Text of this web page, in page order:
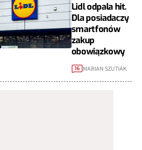
Lidl odpala hit.
Dla posiadaczy
smartfonów
zakup
obowiązkowy
16 MARIAN SZUTIAK